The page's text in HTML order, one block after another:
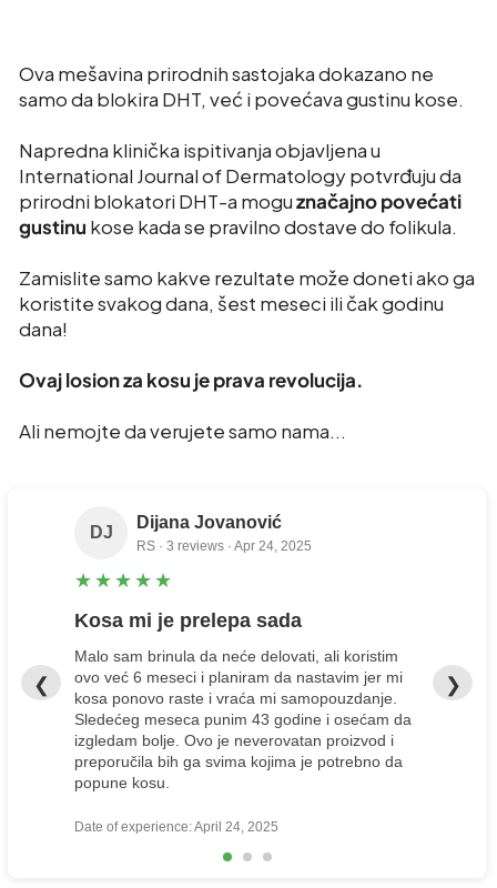
Ova mešavina prirodnih sastojaka dokazano ne
samo da blokira DHT, već i povećava gustinu kose.
Napredna klinička ispitivanja objavljena u
International Journal of Dermatology potvrđuju da
prirodni blokatori DHT-a moguznačajnopovećati
gustinu kose kada se pravilno dostave do folikula.
Zamislite samo kakve rezultate može doneti ako ga
koristite svakog dana, šest meseci ili čak godinu
dana!
Ovaj losion za kosu je prava revolucija.
Ali nemojte da verujete samo nama...
❮
DJ
Dijana Jovanović
RS · 3 reviews · Apr 24, 2025
★ ★ ★ ★ ★
Kosa mi je prelepa sada
Malo sam brinula da neće delovati, ali koristim
ovo već 6 meseci i planiram da nastavim jer mi
kosa ponovo raste i vraća mi samopouzdanje.
Sledećeg meseca punim 43 godine i osećam da
izgledam bolje. Ovo je neverovatan proizvod i
preporučila bih ga svima kojima je potrebno da
popune kosu.
Date of experience: April 24, 2025
❯